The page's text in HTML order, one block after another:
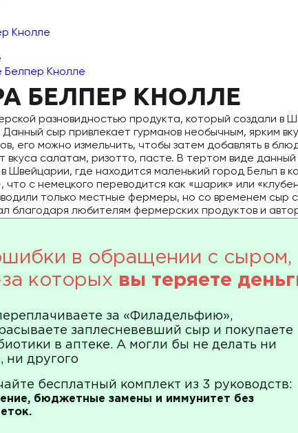
Кнолле
Белпер Кнолле
БЕЛПЕР КНОЛЛЕ
разновидностью продукта, который создали в
сыр привлекает гурманов необычным, ярким
его можно измельчить, чтобы затем добавлять в
вкуса салатам, ризотто, пасте. В тертом виде
Швейцарии, где находится маленький город Бельп в
с немецкого переводится как «шарик» или
только местные фермеры, но со временем сыр
благодаря любителям фермерских продуктов и
в обращении с сыром,
за которых вы теряете
за «Филадельфию»,
заплесневевший сыр и покупаете
в аптеке. А могли бы не делать ни
ни другого
бесплатный комплект из 3 руководств:
бюджетные замены и иммунитет без